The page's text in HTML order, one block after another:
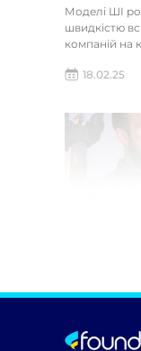
Моделі ШІ
швидкістю
компаній на
18.02.25